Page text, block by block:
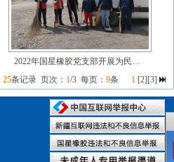
2022年国星橡胶党支部开展为民…
25条记录 页次： 1/3 每页： 9条 1[2][3]